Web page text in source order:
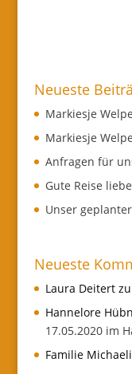
Neueste
Markiesje
Markiesje
Anfragen für
Gute Reise
Unser
Neueste
Laura Deitertzu
Hannelore
17.05.2020 im
Familie